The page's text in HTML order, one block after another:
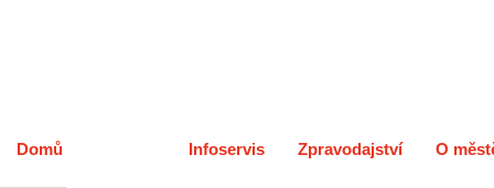
Domů Infoservis Zpravodajství O